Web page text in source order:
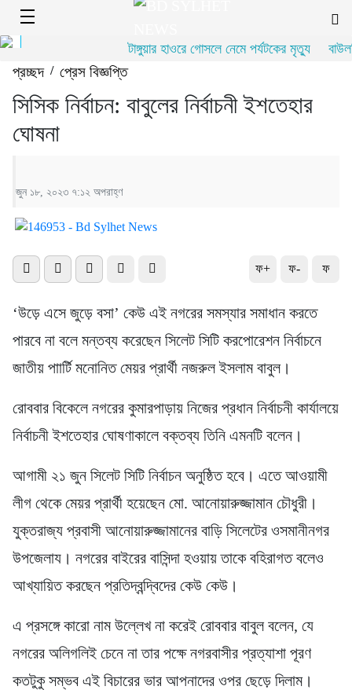
টাঙ্গুয়ার হাওরে গোসলে নেমে পর্যটকের মৃত্যু
প্রচ্ছদ/ প্রেস বিজ্ঞপ্তি
সিসিক নির্বাচন: বাবুলের নির্বাচনী ইশতেহার
ঘোষনা
জুন ১৮, ২০২৩ ৭:১২ অপরাহ্ণ
ফ+ ফ- ফ
‘উড়ে এসে জুড়ে বসা’ কেউ এই নগরের সমস্যার সমাধান করতে
পারবে না বলে মন্তব্য করেছেন সিলেট সিটি করপোরেশন নির্বাচনে
জাতীয় পাার্টি মনোনিত মেয়র প্রার্থী নজরুল ইসলাম বাবুল।
রোববার বিকেলে নগরের কুমারপাড়ায় নিজের প্রধান নির্বাচনী কার্যালয়ে
নির্বাচনী ইশতেহার ঘোষণাকালে বক্তব্য তিনি এমনটি বলেন।
আগামী ২১ জুন সিলেট সিটি নির্বাচন অনুষ্ঠিত হবে। এতে আওয়ামী
লীগ থেকে মেয়র প্রার্থী হয়েছেন মো. আনোয়ারুজ্জামান চৌধুরী।
যুক্তরাজ্য প্রবাসী আনোয়ারুজ্জামানের বাড়ি সিলেটের ওসমানীনগর
উপজেলায। নগরের বাইরের বাসিন্দা হওয়ায় তাকে বহিরাগত বলেও
আখ্যায়িত করছেন প্রতিদ্বন্দ্বিদের কেউ কেউ।
এ প্রসঙ্গে কারো নাম উল্লেখ না করেই রোববার বাবুল বলেন, যে
নগরের অলিগলিই চেনে না তার পক্ষে নগরবাসীর প্রত্যাশা পূরণ
কতটুকু সম্ভব এই বিচারের ভার আপনাদের ওপর ছেড়ে দিলাম।